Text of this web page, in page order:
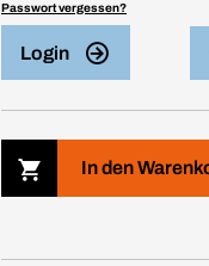
Passwort vergessen?
Login
In den